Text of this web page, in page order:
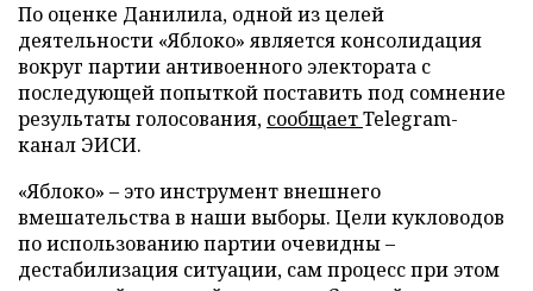
По оценке Данилила, одной из целей
деятельности «Яблоко» является консолидация
вокруг партии антивоенного электората с
последующей попыткой поставить под сомнение
результаты голосования, сообщаетTelegram-
канал ЭИСИ.
«Яблоко» – это инструмент внешнего
вмешательства в наши выборы. Цели кукловодов
по использованию партии очевидны –
дестабилизация ситуации, сам процесс при этом